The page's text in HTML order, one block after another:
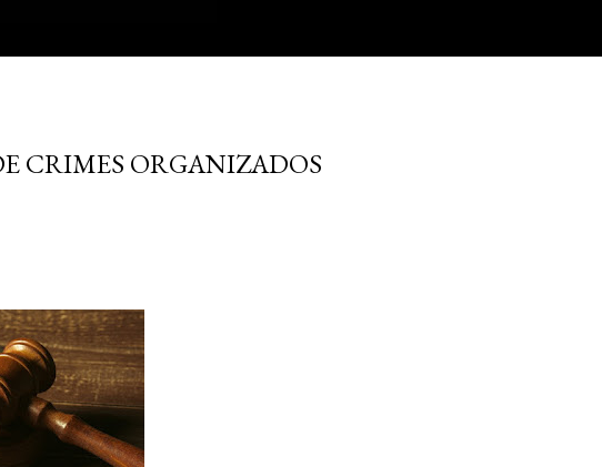
CRIMES ORGANIZADOS